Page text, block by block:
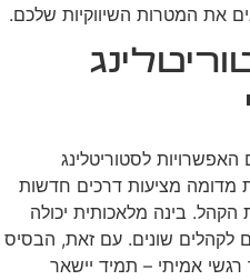
את המטרות השיווקיות שלכם.
לסטוריטלינג
מדומה מציעות דרכים חדשות
בינה מלאכותית יכולה
לקהלים שונים. עם זאת, הבסיס
רגשי אמיתי – תמיד יישאר